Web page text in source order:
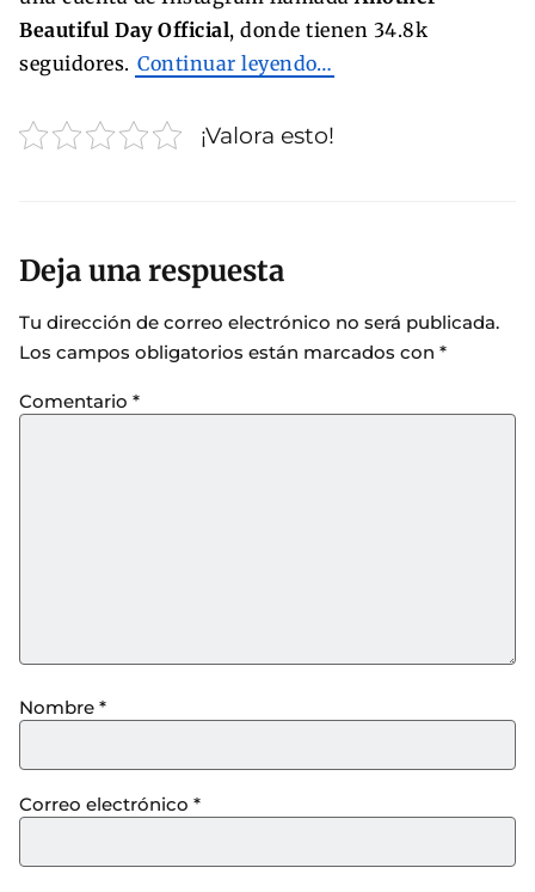
Beautiful Day Official, donde tienen 34.8k
seguidores. Continuar leyendo…
¡Valora esto!
Deja una respuesta
Tu dirección de correo electrónico no será publicada.
Los campos obligatorios están marcados con *
Comentario *
Nombre *
Correo electrónico *